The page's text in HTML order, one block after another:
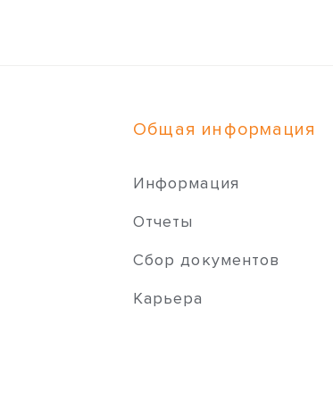
Общая информация
Информация
Отчеты
Сбор документов
Карьера